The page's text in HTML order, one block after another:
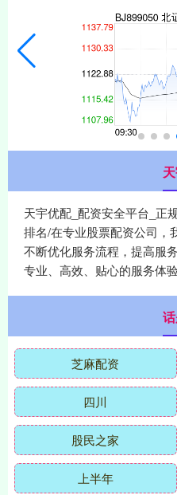
天宇优配_配资安全平台_正
排名/在专业股票配资公司，
不断优化服务流程，提高服
专业、高效、贴心的服务体验
芝麻配资
四川
股民之家
上半年